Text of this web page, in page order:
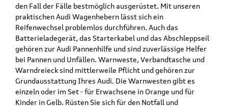
den Fall der Fälle bestmöglich ausgerüstet. Mit unseren
praktischen Audi Wagenhebern lässt sich ein
Reifenwechsel problemlos durchführen. Auch das
Batterieladegerät, das Starterkabel und das Abschleppseil
gehören zur Audi Pannenhilfe und sind zuverlässige Helfer
bei Pannen und Unfällen. Warnweste, Verbandtasche und
Warndreieck sind mittlerweile Pflicht und gehören zur
Grundausstattung Ihres Audi. Die Warnwesten gibt es
einzeln oder im Set - für Erwachsene in Orange und für
Kinder in Gelb. Rüsten Sie sich für den Notfall und